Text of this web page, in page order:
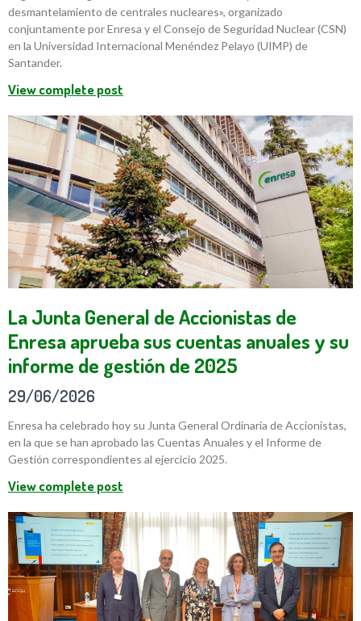
desmantelamiento de centrales nucleares», organizado
conjuntamente por Enresa y el Consejo de Seguridad Nuclear (CSN)
en la Universidad Internacional Menéndez Pelayo (UIMP) de
Santander.
View complete post
La Junta General de Accionistas de
Enresa aprueba sus cuentas anuales y su
informe de gestión de 2025
29/06/2026
Enresa ha celebrado hoy su Junta General Ordinaria de Accionistas,
en la que se han aprobado las Cuentas Anuales y el Informe de
Gestión correspondientes al ejercicio 2025.
View complete post